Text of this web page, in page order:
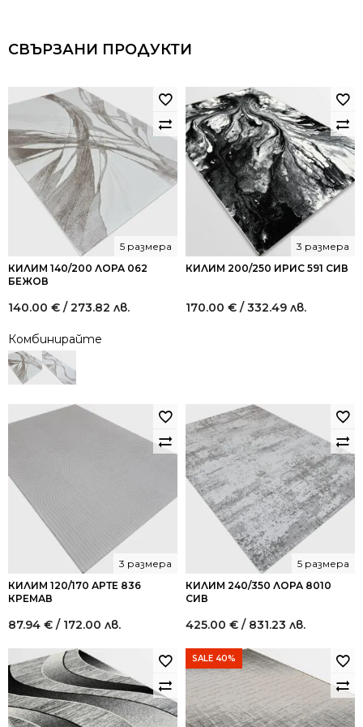
СВЪРЗАНИ ПРОДУКТИ
КИЛИМ 140/200 ЛОРА 062
БЕЖОВ
5 размера
140.00 € / 273.82 лв.
Комбинирайте
КИЛИМ 200/250 ИРИС 591 СИВ
3 размера
170.00 € / 332.49 лв.
КИЛИМ 120/170 АРТЕ 836
КРЕМАВ
3 размера
87.94 € / 172.00 лв.
КИЛИМ 240/350 ЛОРА 8010
СИВ
5 размера
425.00 € / 831.23 лв.
SALE 40%